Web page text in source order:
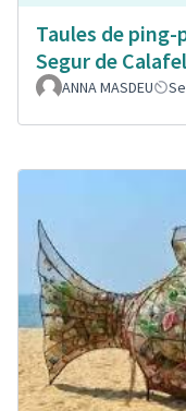
Taules de
Segur de
ANNA MASDEU